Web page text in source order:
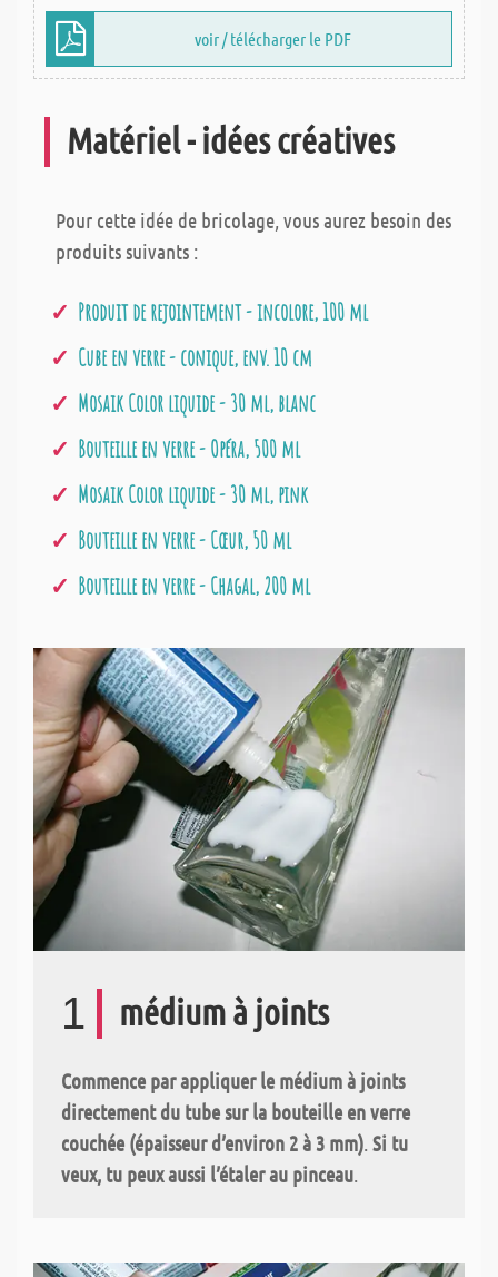
voir / télécharger le PDF
Matériel - idées créatives
Pour cette idée de bricolage, vous aurez besoin des
produits suivants :
Produit de rejointement - incolore, 100 ml
Cube en verre - conique, env. 10 cm
Mosaik Color liquide - 30 ml, blanc
Bouteille en verre - Opéra, 500 ml
Mosaik Color liquide - 30 ml, pink
Bouteille en verre - Cœur, 50 ml
Bouteille en verre - Chagal, 200 ml
1 médium à joints
Commence par appliquer le médium à joints
directement du tube sur la bouteille en verre
couchée (épaisseur d’environ 2 à 3 mm). Si tu
veux, tu peux aussi l’étaler au pinceau.